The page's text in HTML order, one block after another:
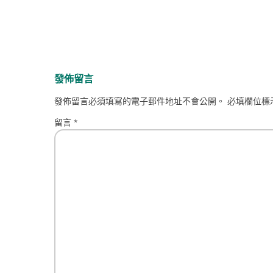
發佈留言
發佈留言必須填寫的電子郵件地址不會公開。 必填欄位
留言 *